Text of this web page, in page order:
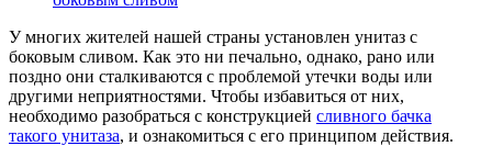
У многих жителей нашей страны установлен унитаз с
боковым сливом. Как это ни печально, однако, рано или
поздно они сталкиваются с проблемой утечки воды или
другими неприятностями. Чтобы избавиться от них,
необходимо разобраться с конструкцией сливного бачка
такого унитаза, и ознакомиться с его принципом действия.